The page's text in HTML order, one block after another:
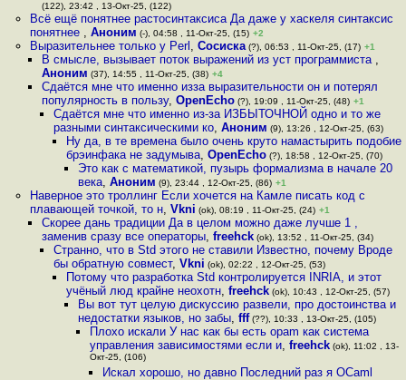
(122), 23:42 , 13-Окт-25, (122)
Всё ещё понятнее растосинтаксиса Да даже у хаскеля синтаксис
понятнее , Аноним (-), 04:58 , 11-Окт-25, (15) +2
Выразительнее только у Perl , Сосиска(?), 06:53 , 11-Окт-25, (17) +1
В смысле, вызывает поток выражений из уст программиста ,
Аноним (37), 14:55 , 11-Окт-25, (38) +4
Сдаётся мне что именно изза выразительности он и потерял
популярность в пользу, OpenEcho(?), 19:09 , 11-Окт-25, (48) +1
Сдаётся мне что именно из-за ИЗБЫТОЧНОЙ одно и то же
разными синтаксическими ко,Аноним (9), 13:26 , 12-Окт-25, (63)
Ну да, в те времена было очень круто намастырить подобие
брэинфака не задумыва, OpenEcho(?), 18:58 , 12-Окт-25, (70)
Это как с математикой, пузырь формализма в начале 20
века, Аноним (9), 23:44 , 12-Окт-25, (86) +1
Наверное это троллинг Если хочется на Камле писать код с
плавающей точкой, то н, Vkni (ok), 08:19 , 11-Окт-25, (24) +1
Скорее дань традиции Да в целом можно даже лучше 1 ,
заменив сразу все операторы, freehck(ok), 13:52 , 11-Окт-25, (34)
Странно, что в Std этого не ставили Известно, почему Вроде
бы обратную совмест,Vkni (ok), 02:22 , 12-Окт-25, (53)
Потому что разработка Std контролируется INRIA, и этот
учёный люд крайне неохотн, freehck(ok), 10:43 , 12-Окт-25, (57)
Вы вот тут целую дискуссию развели, про достоинства и
недостатки языков, но забы, fff(??), 10:33 , 13-Окт-25, (105)
Плохо искали У нас как бы есть opam как система
управления зависимостями если и,freehck (ok), 11:02 , 13-
Окт-25, (106)
Искал хорошо, но давно Последний раз я OCaml